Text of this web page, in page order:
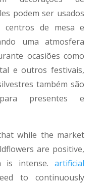
podem ser usados
centros de mesa e
uma atmosfera
ocasiões como
e outros festivais,
também são
presentes e
while the market
are positive,
is intense.artificial
to continuously